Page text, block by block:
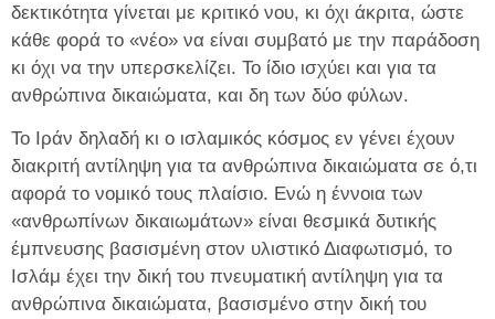
δεκτικότητα γίνεται με κριτικό νου, κι όχι άκριτα, ώστε
κάθε φορά το «νέο» να είναι συμβατό με την παράδοση
κι όχι να την υπερσκελίζει. Το ίδιο ισχύει και για τα
ανθρώπινα δικαιώματα, και δη των δύο φύλων.
Το Ιράν δηλαδή κι ο ισλαμικός κόσμος εν γένει έχουν
διακριτή αντίληψη για τα ανθρώπινα δικαιώματα σε ό,τι
αφορά το νομικό τους πλαίσιο. Ενώ η έννοια των
«ανθρωπίνων δικαιωμάτων» είναι θεσμικά δυτικής
έμπνευσης βασισμένη στον υλιστικό Διαφωτισμό, το
Ισλάμ έχει την δική του πνευματική αντίληψη για τα
ανθρώπινα δικαιώματα, βασισμένο στην δική του